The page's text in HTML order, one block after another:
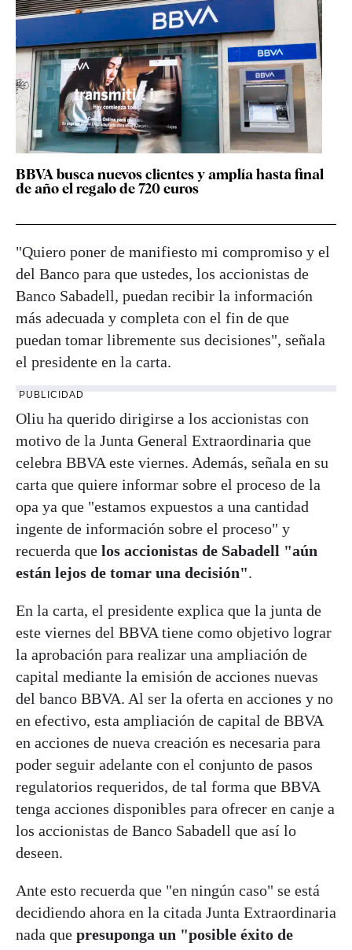
BBVA busca nuevos clientes y amplía hasta final
de año el regalo de 720 euros
"Quiero poner de manifiesto mi compromiso y el
del Banco para que ustedes, los accionistas de
Banco Sabadell, puedan recibir la información
más adecuada y completa con el fin de que
puedan tomar libremente sus decisiones", señala
el presidente en la carta.
PUBLICIDAD
Oliu ha querido dirigirse a los accionistas con
motivo de la Junta General Extraordinaria que
celebra BBVA este viernes. Además, señala en su
carta que quiere informar sobre el proceso de la
opa ya que "estamos expuestos a una cantidad
ingente de información sobre el proceso" y
recuerda que los accionistas de Sabadell "aún
están lejos de tomar una decisión".
En la carta, el presidente explica que la junta de
este viernes del BBVA tiene como objetivo lograr
la aprobación para realizar una ampliación de
capital mediante la emisión de acciones nuevas
del banco BBVA. Al ser la oferta en acciones y no
en efectivo, esta ampliación de capital de BBVA
en acciones de nueva creación es necesaria para
poder seguir adelante con el conjunto de pasos
regulatorios requeridos, de tal forma que BBVA
tenga acciones disponibles para ofrecer en canje a
los accionistas de Banco Sabadell que así lo
deseen.
Ante esto recuerda que "en ningún caso" se está
decidiendo ahora en la citada Junta Extraordinaria
nada que presuponga un "posible éxito de